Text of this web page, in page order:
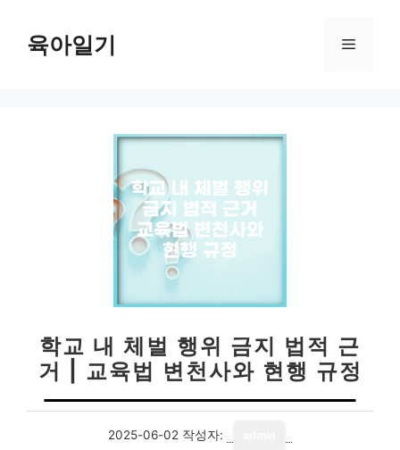
육아일기 메
학교 내 체벌 행위 금지 법적 근
거 | 교육법 변천사와 현행 규정
2025-06-02 작성자: